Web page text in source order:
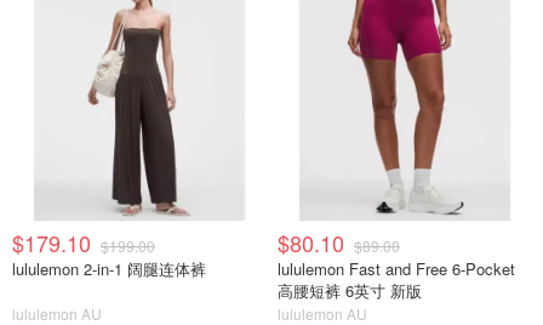
$179.10 $199.00
lululemon 2-in-1 阔腿连体裤
lululemon AU
$80.10 $89.00
lululemon Fast and Free 6-Pocket
高腰短裤 6英寸 新版
lululemon AU